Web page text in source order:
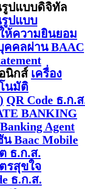
ปแบบดิจิทัล
ปแบบ
ห้ความยินยอม
คคลผ่าน BAAC
นิกส์ เครื่อง
นมัติ
QR Code ธ.ก.
BANKING
Banking Agent
Baac Mobile
ธ.ก.ส.
รสุขใจ
ธ.ก.ส.